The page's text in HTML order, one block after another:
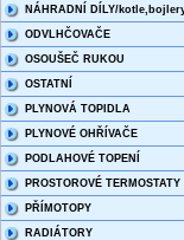
NÁHRADNÍ DÍLY/
ODVLHČOVAČE
OSOUŠEČ RUKOU
OSTATNÍ
PLYNOVÁ TOPIDLA
PLYNOVÉ OHŘÍVAČE
PODLAHOVÉ TOPENÍ
PROSTOROVÉ TERMOSTATY
PŘÍMOTOPY
RADIÁTORY